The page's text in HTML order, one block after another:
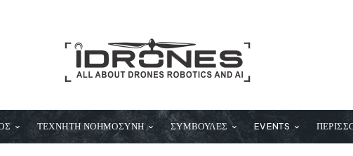
ΤΕΧΝΗΤΗ ΝΟΗΜΟΣΥΝΗ ΣΥΜΒΟΥΛΕΣ EVENTS